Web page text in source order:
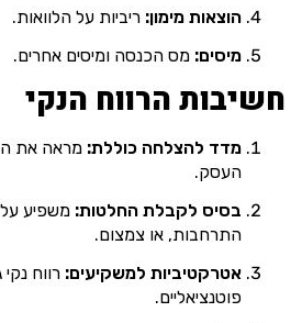
הוצאות מימון: ריביות על הלוואות.
מיסים: מס הכנסה ומיסים אחרים.
חשיבות הרווח הנקי
מדד להצלחה כוללת: מראה את
העסק.
בסיס לקבלת החלטות: משפיע
התרחבות, או צמצום.
אטרקטיביות למשקיעים: רווח
פוטנציאליים.